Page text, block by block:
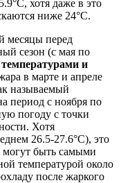
хотя даже в это
ниже 24°C.
месяцы перед
сезон (с мая по
и
в марте и апреле
называемый
период с ноября по
погоду с точки
Хотя
26.5-27.6°C), это
могут быть самыми
температурой около
после жаркого